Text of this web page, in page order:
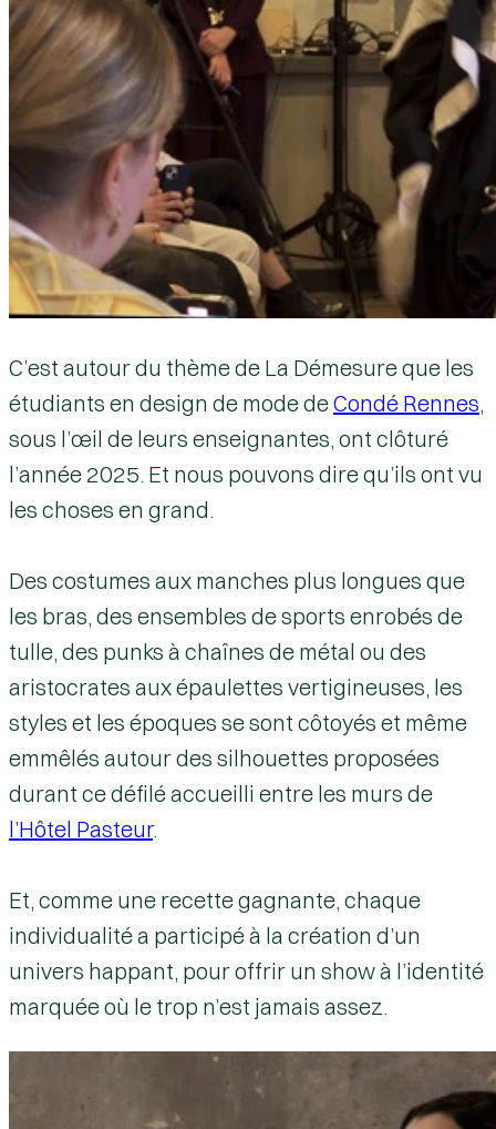
C’est autour du thème de La Démesureque les
étudiants en design de mode deCondé Rennes,
sous l’œil de leurs enseignantes, ont clôturé
l’année 2025. Et nous pouvons dire qu’ils ont vu
les choses en grand.
Des costumes aux manches plus longues que
les bras, des ensembles de sports enrobés de
tulle, des punks à chaînes de métal ou des
aristocrates aux épaulettes vertigineuses, les
styles et les époques se sont côtoyés et même
emmêlés autour des silhouettes proposées
durant ce défilé accueilli entre les murs de
l’Hôtel Pasteur.
Et, comme une recette gagnante, chaque
individualité a participé à la création d’un
univers happant, pour offrir un show à l’identité
marquée où le trop n’est jamais assez.